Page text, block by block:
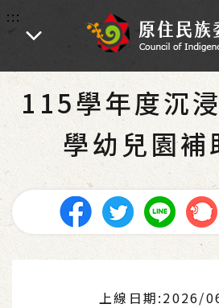
:::
:::
首頁 - 為民服務 -
115學年度沉
學幼兒園補
上線日期:2026/